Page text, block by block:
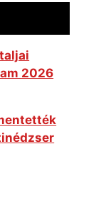
2026